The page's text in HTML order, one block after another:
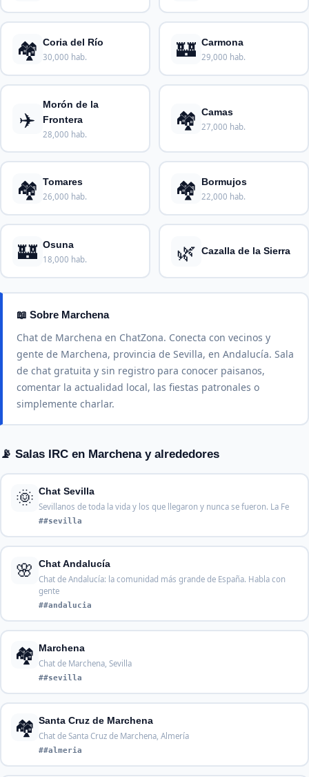
🏘️ Coria del Río
30,000 hab. 🏰 Carmona
29,000 hab.
✈️
Morón de la
Frontera
28,000 hab.
🏘️ Camas
27,000 hab.
🏘️ Tomares
26,000 hab. 🏘️ Bormujos
22,000 hab.
🏰 Osuna
18,000 hab. 🌿 Cazalla de la Sierra
📖 Sobre Marchena
Chat de Marchena en ChatZona. Conecta con vecinos y
gente de Marchena, provincia de Sevilla, en Andalucía. Sala
de chat gratuita y sin registro para conocer paisanos,
comentar la actualidad local, las fiestas patronales o
simplemente charlar.
📡 Salas IRC en Marchena y alrededores
🌞 Chat Sevilla
Sevillanos de toda la vida y los que llegaron y nunca se fueron. La Fe
##sevilla
🌸
Chat Andalucía
Chat de Andalucía: la comunidad más grande de España. Habla con
gente
##andalucia
🏘️ Marchena
Chat de Marchena, Sevilla
##sevilla
🏘️ Santa Cruz de Marchena
Chat de Santa Cruz de Marchena, Almería
##almeria